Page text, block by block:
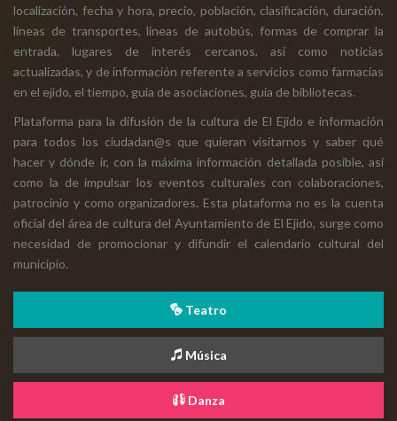
localización, fecha y hora, precio, población, clasificación, duración,
líneas de transportes, líneas de autobús, formas de comprar la
entrada, lugares de interés cercanos, así como noticias
actualizadas, y de información referente a servicios como farmacias
en el ejido, el tiempo, guía de asociaciones, guía de bibliotecas.
Plataforma para la difusión de la cultura de El Ejido e información
para todos los ciudadan@s que quieran visitarnos y saber qué
hacer y dónde ir, con la máxima información detallada posible, así
como la de impulsar los eventos culturales con colaboraciones,
patrocinio y como organizadores. Esta plataforma no es la cuenta
oficial del área de cultura del Ayuntamiento de El Ejido, surge como
necesidad de promocionar y difundir el calendario cultural del
municipio.
Teatro
Música
Danza